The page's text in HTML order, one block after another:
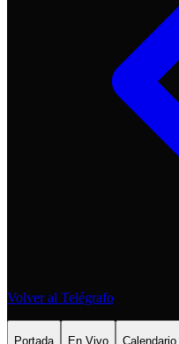
Volver al Telégrafo
Portada En Vivo Calendario